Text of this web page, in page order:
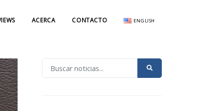
ACERCA CONTACTO ENGLISH